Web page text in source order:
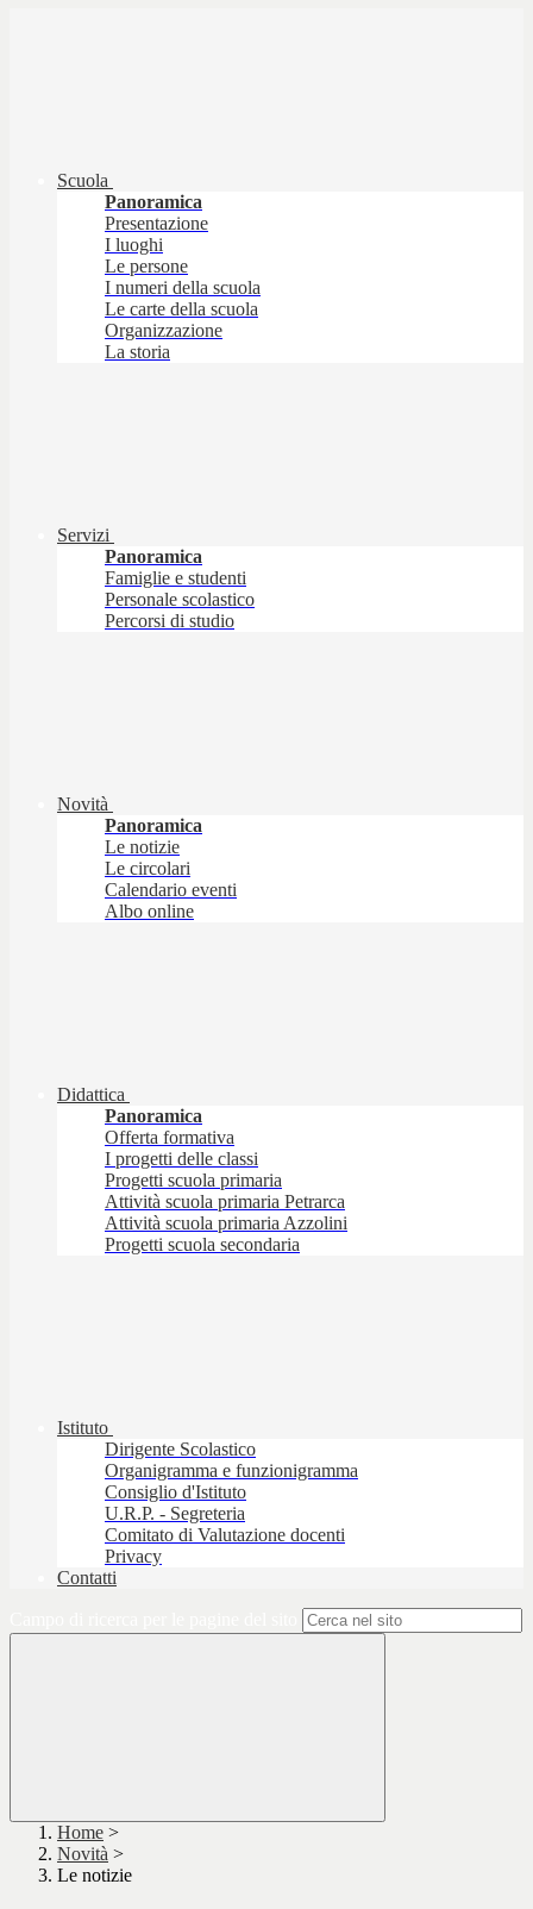
Scuola
Panoramica
Presentazione
I luoghi
Le persone
I numeri della scuola
Le carte della scuola
Organizzazione
La storia
Servizi
Panoramica
Famiglie e studenti
Personale scolastico
Percorsi di studio
Novità
Panoramica
Le notizie
Le circolari
Calendario eventi
Albo online
Didattica
Panoramica
Offerta formativa
I progetti delle classi
Progetti scuola primaria
Attività scuola primaria Petrarca
Attività scuola primaria Azzolini
Progetti scuola secondaria
Istituto
Dirigente Scolastico
Organigramma e funzionigramma
Consiglio d'Istituto
U.R.P. - Segreteria
Comitato di Valutazione docenti
Privacy
Contatti
Home >
Novità >
Le notizie